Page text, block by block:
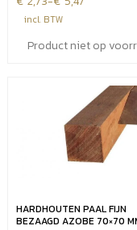
€2,73
€5,47
incl. BTW
Product niet op
HARDHOUTEN PAAL FIJN
BEZAAGD AZOBE 70×70